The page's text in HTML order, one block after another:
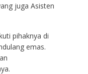
juga Asisten
pihaknya di
emas.